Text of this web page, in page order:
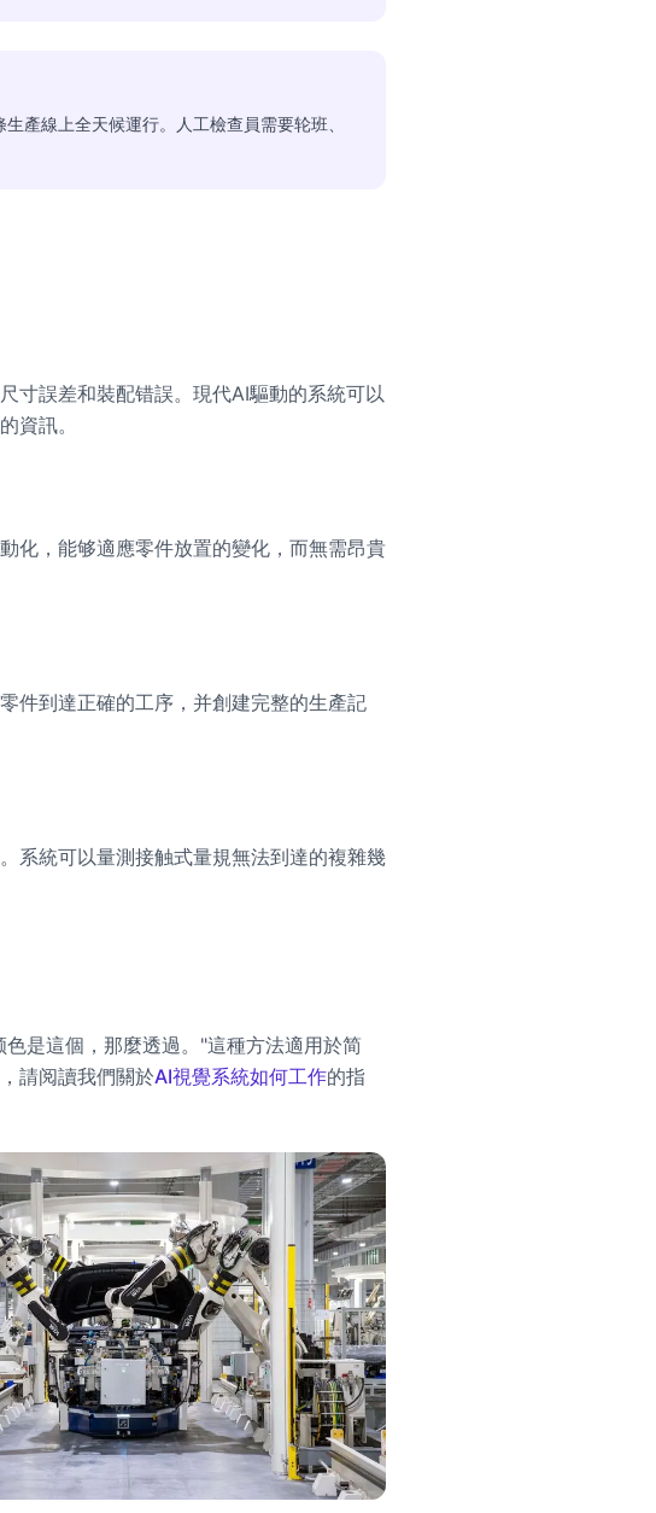
產線上全天候運行。人工檢查員需要轮班、
寸誤差和裝配错誤。現代AI驅動的系統可以
的資訊。
化，能够適應零件放置的變化，而無需昂貴
件到達正確的工序，并創建完整的生產記
系統可以量測接触式量規無法到達的複雜幾
是這個，那麼透過。"這種方法適用於简
請阅讀我們關於AI視覺系統如何工作的指